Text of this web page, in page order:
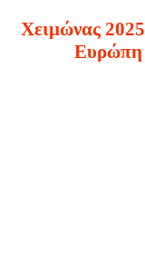
Χειμώνας
Ευρώπη